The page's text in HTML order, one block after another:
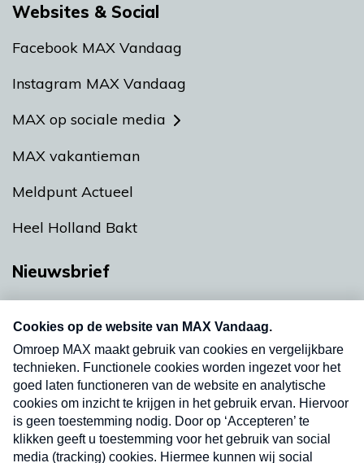
Websites & Social
Facebook MAX Vandaag
Instagram MAX Vandaag
MAX op sociale media
MAX vakantieman
Meldpunt Actueel
Heel Holland Bakt
Nieuwsbrief
nieuwsbrief. Elke vrijdag- en dinsdagochtend in
uw mailbox.
Verzend